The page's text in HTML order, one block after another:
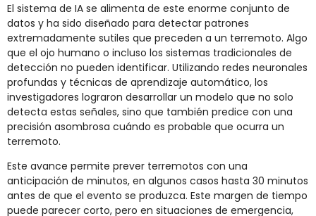
El sistema de IA se alimenta de este enorme conjunto de
datos y ha sido diseñado para detectar patrones
extremadamente sutiles que preceden a un terremoto. Algo
que el ojo humano o incluso los sistemas tradicionales de
detección no pueden identificar. Utilizando redes neuronales
profundas y técnicas de aprendizaje automático, los
investigadores lograron desarrollar un modelo que no solo
detecta estas señales, sino que también predice con una
precisión asombrosa cuándo es probable que ocurra un
terremoto.
Este avance permite prever terremotos con una
anticipación de minutos, en algunos casos hasta 30 minutos
antes de que el evento se produzca. Este margen de tiempo
puede parecer corto, pero en situaciones de emergencia,